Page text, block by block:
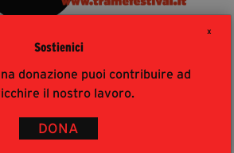
X
Sostienici
donazione puoi contribuire ad
il nostro lavoro.
DONA